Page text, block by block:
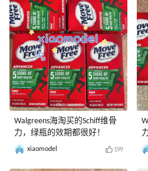
Walgreens海淘买的Schiff维骨
力，绿瓶的效期都很好！
xiaomodel 199